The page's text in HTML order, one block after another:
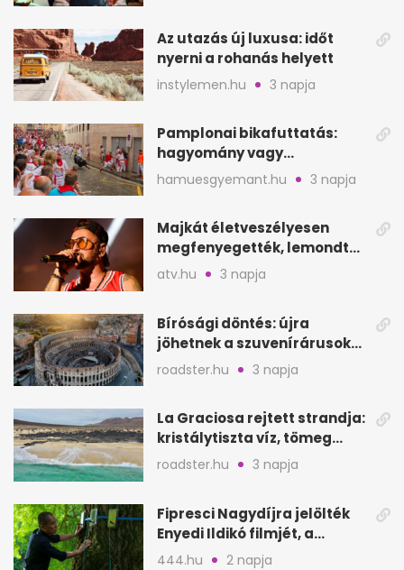
Az utazás új luxusa: időt
nyerni a rohanás helyett
instylemen.hu 3 napja
Pamplonai bikafuttatás:
hagyomány vagy
értelmetlen vérontás?
hamuesgyemant.hu 3 napja
Majkát életveszélyesen
megfenyegették, lemondta
a sepsiszentgyörgyi
atv.hu 3 napja
Bírósági döntés: újra
jöhetnek a szuvenírárusok
Európa ikonikus helyére
roadster.hu 3 napja
La Graciosa rejtett strandja:
kristálytiszta víz, tömeg
nélkül
roadster.hu 3 napja
Fipresci Nagydíjra jelölték
Enyedi Ildikó filmjét, a
Csendes barátot
444.hu 2 napja